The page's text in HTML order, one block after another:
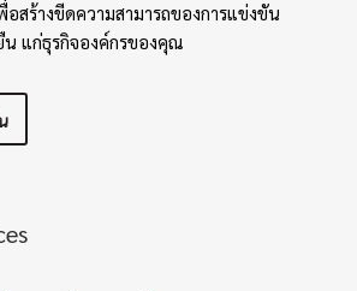
สร้างขีดความสามารถของการแข่งขัน
แก่ธุรกิจองค์กรของคุณ